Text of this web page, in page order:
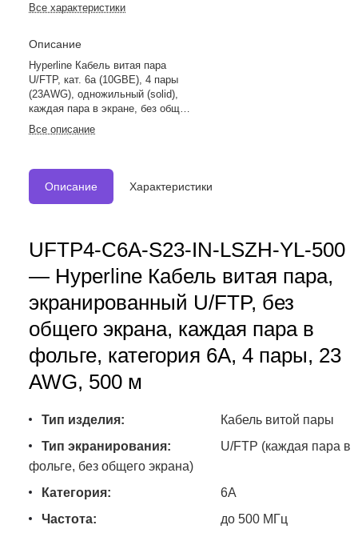
Все характеристики
Описание
Hyperline Кабель витая пара
U/FTP, кат. 6a (10GBE), 4 пары
(23AWG), одножильный (solid),
каждая пара в экране, без общего
экрана, нг(A)-HF, –20°C – +60°C,
желтый 500 м
Все описание
Описание Характеристики
UFTP4-C6A-S23-IN-LSZH-YL-500
— Hyperline Кабель витая пара,
экранированный U/FTP, без
общего экрана, каждая пара в
фольге, категория 6A, 4 пары, 23
AWG, 500 м
Тип изделия:
Кабель витой пары
Тип экранирования:
U/FTP (каждая пара в
фольге, без общего экрана)
Категория:
6A
Частота:
до 500 МГц